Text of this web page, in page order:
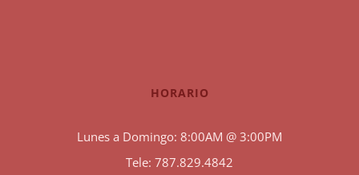
HORARIO
Lunes a Domingo: 8:00AM @ 3:00PM
Tele: 787.829.4842